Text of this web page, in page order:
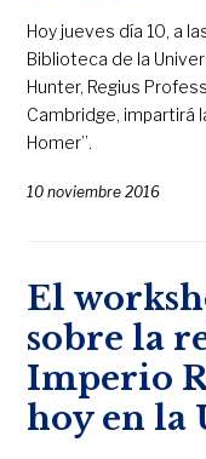
Hoy jueves día 10, a
Biblioteca de la
Hunter, Regius
Cambridge, impartirá
Homer”.
10 noviembre 2016
El
sobre la
Imperio
hoy en la